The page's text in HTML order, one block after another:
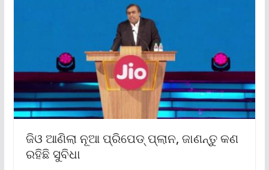
ଜିଓ ଆଣିଲା ନୂଆ ପ୍ରିପେଡ୍ ପ୍ଲାନ, ଜାଣନ୍ତୁ କଣ
ରହିଛି ସୁବିଧା